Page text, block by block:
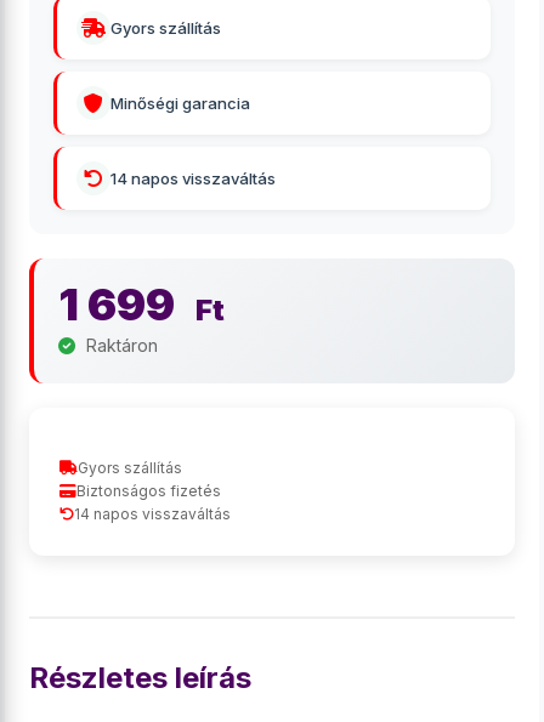
Gyors szállítás
Minőségi garancia
14 napos visszaváltás
1 699 Ft
Raktáron
Gyors szállítás
Biztonságos fizetés
14 napos visszaváltás
Részletes leírás